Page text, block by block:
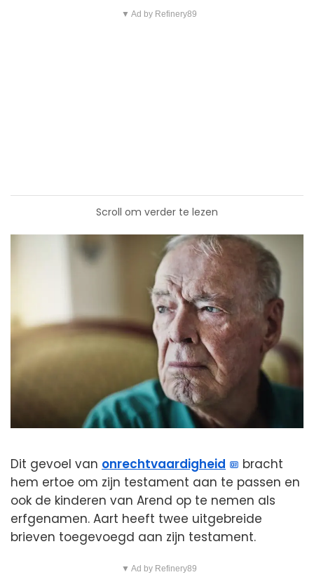
▼ Ad by Refinery89
Scroll om verder te lezen
Dit gevoel van onrechtvaardigheid
bracht
hem ertoe om zijn testament aan te passen en
ook de kinderen van Arend op te nemen als
erfgenamen. Aart heeft twee uitgebreide
brieven toegevoegd aan zijn testament.
▼ Ad by Refinery89